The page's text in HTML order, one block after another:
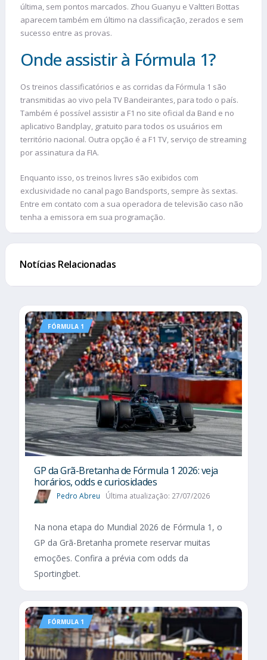
última, sem pontos marcados. Zhou Guanyu e Valtteri Bottas
aparecem também em último na classificação, zerados e sem
sucesso entre as provas.
Onde assistir à Fórmula 1?
Os treinos classificatórios e as corridas da Fórmula 1 são
transmitidas ao vivo pela TV Bandeirantes, para todo o país.
Também é possível assistir a F1 no site oficial da Band e no
aplicativo Bandplay, gratuito para todos os usuários em
território nacional. Outra opção é a F1 TV, serviço de streaming
por assinatura da FIA.
Enquanto isso, os treinos livres são exibidos com
exclusividade no canal pago Bandsports, sempre às sextas.
Entre em contato com a sua operadora de televisão caso não
tenha a emissora em sua programação.
Notícias Relacionadas
FÓRMULA 1
GP da Grã-Bretanha de Fórmula 1 2026: veja
horários, odds e curiosidades
Pedro Abreu Última atualização: 27/07/2026
Na nona etapa do Mundial 2026 de Fórmula 1, o
GP da Grã-Bretanha promete reservar muitas
emoções. Confira a prévia com odds da
Sportingbet.
FÓRMULA 1